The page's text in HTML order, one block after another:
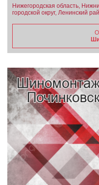
Нижегородская область,
городской округ, Ленинский